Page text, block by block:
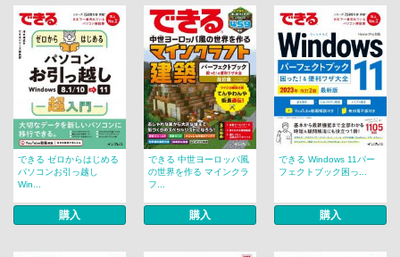
できる ゼロからはじめる
パソコンお引っ越し
Win...
購入
できる 中世ヨーロッパ風
の世界を作る マインクラ
フ...
購入
できる Windows 11パー
フェクトブック困っ...
購入